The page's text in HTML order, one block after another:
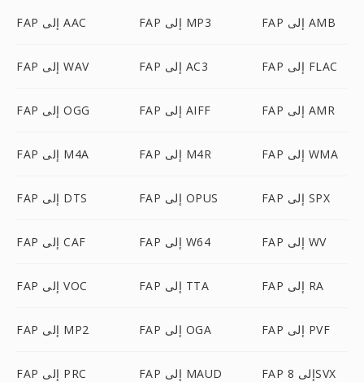
FAP إلى AAC FAP إلى MP3 FAP إلى AMB
FAP إلى WAV FAP إلى AC3 FAP إلى FLAC
FAP إلى OGG FAP إلى AIFF FAP إلى AMR
FAP إلى M4A FAP إلى M4R FAP إلى WMA
FAP إلى DTS FAP إلى OPUS FAP إلى SPX
FAP إلى CAF FAP إلى W64 FAP إلى WV
FAP إلى VOC FAP إلى TTA FAP إلى RA
FAP إلى MP2 FAP إلى OGA FAP إلى PVF
FAP إلى PRC FAP إلى MAUD FAP إلى 8SVX